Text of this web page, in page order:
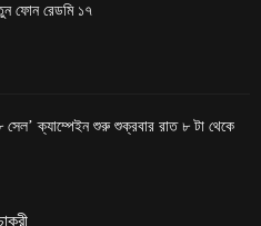
ফোন রেডমি ১৭
সেল’ ক্যাম্পেইন শুরু শুক্রবার রাত ৮ টা থেকে